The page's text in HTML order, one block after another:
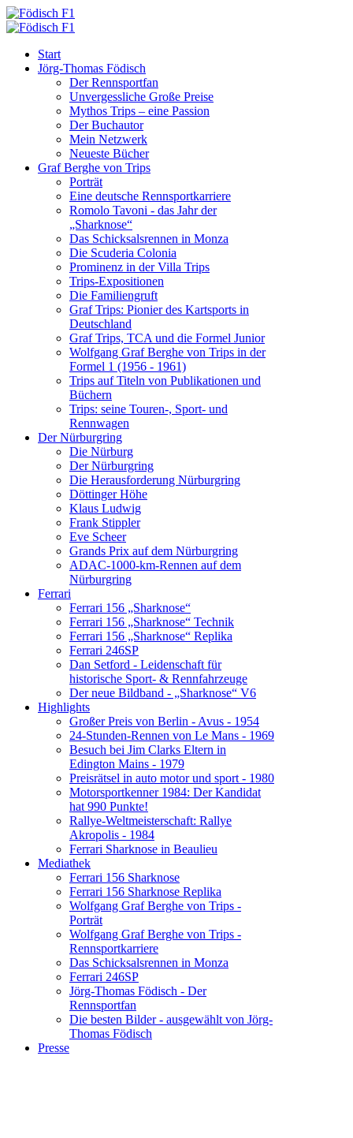
Start
Jörg-Thomas Födisch
Der Rennsportfan
Unvergessliche Große Preise
Mythos Trips – eine Passion
Der Buchautor
Mein Netzwerk
Neueste Bücher
Graf Berghe von Trips
Porträt
Eine deutsche Rennsportkarriere
Romolo Tavoni - das Jahr der
„Sharknose“
Das Schicksalsrennen in Monza
Die Scuderia Colonia
Prominenz in der Villa Trips
Trips-Expositionen
Die Familiengruft
Graf Trips: Pionier des Kartsports in
Deutschland
Graf Trips, TCA und die Formel Junior
Wolfgang Graf Berghe von Trips in der
Formel 1 (1956 - 1961)
Trips auf Titeln von Publikationen und
Büchern
Trips: seine Touren-, Sport- und
Rennwagen
Der Nürburgring
Die Nürburg
Der Nürburgring
Die Herausforderung Nürburgring
Döttinger Höhe
Klaus Ludwig
Frank Stippler
Eve Scheer
Grands Prix auf dem Nürburgring
ADAC-1000-km-Rennen auf dem
Nürburgring
Ferrari
Ferrari 156 „Sharknose“
Ferrari 156 „Sharknose“ Technik
Ferrari 156 „Sharknose“ Replika
Ferrari 246SP
Dan Setford - Leidenschaft für
historische Sport- & Rennfahrzeuge
Der neue Bildband - „Sharknose“ V6
Highlights
Großer Preis von Berlin - Avus - 1954
24-Stunden-Rennen von Le Mans - 1969
Besuch bei Jim Clarks Eltern in
Edington Mains - 1979
Preisrätsel in auto motor und sport - 1980
Motorsportkenner 1984: Der Kandidat
hat 990 Punkte!
Rallye-Weltmeisterschaft: Rallye
Akropolis - 1984
Ferrari Sharknose in Beaulieu
Mediathek
Ferrari 156 Sharknose
Ferrari 156 Sharknose Replika
Wolfgang Graf Berghe von Trips -
Porträt
Wolfgang Graf Berghe von Trips -
Rennsportkarriere
Das Schicksalsrennen in Monza
Ferrari 246SP
Jörg-Thomas Födisch - Der
Rennsportfan
Die besten Bilder - ausgewählt von Jörg-
Thomas Födisch
Presse